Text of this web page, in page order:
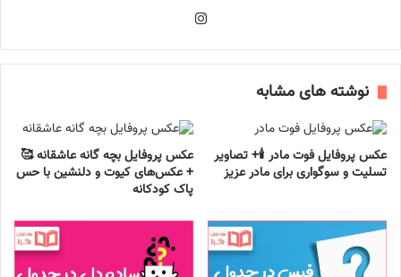
نوشته های مشابه
عکس پروفایل فوت مادر 🕯️+ تصاویر
تسلیت و سوگواری برای مادر عزیز
عکس پروفایل بچه گانه عاشقانه 🥰
+ عکس‌های کیوت و دلنشین با حس
پاک کودکانه